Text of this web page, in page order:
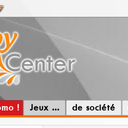
! Jeux ... de société